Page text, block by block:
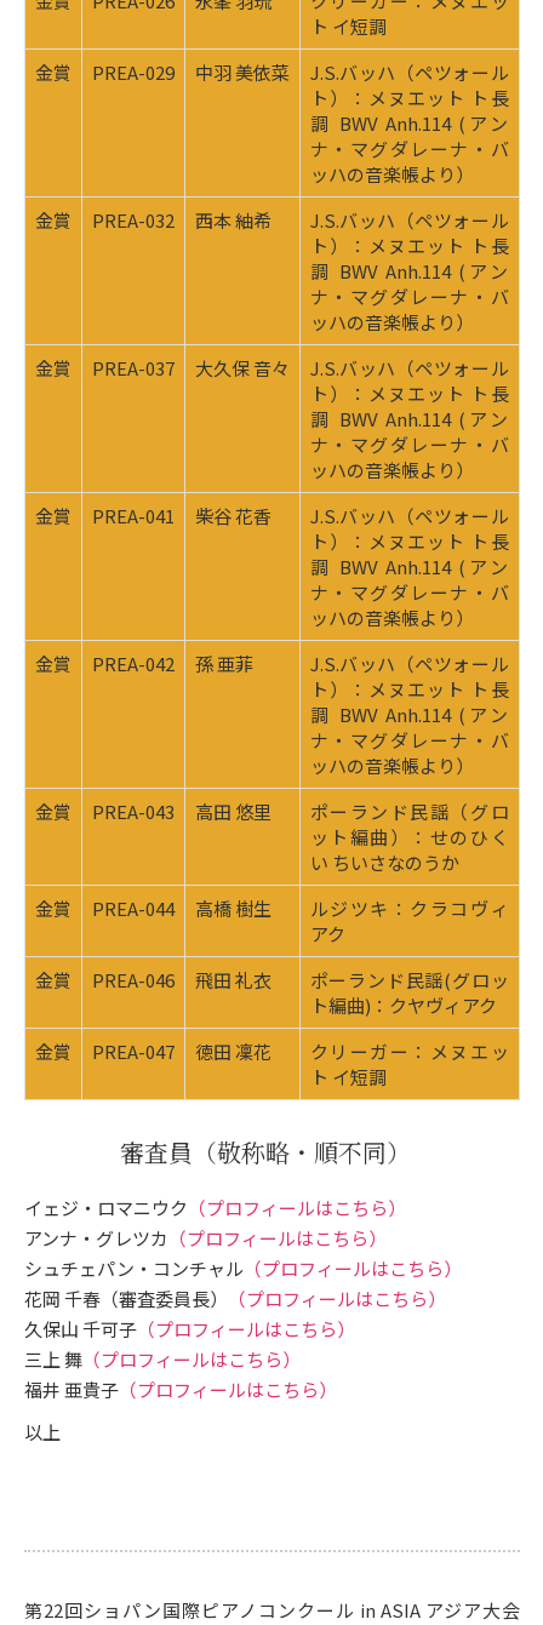
ト イ短調
金賞
PREA-029 中羽 美依菜
J.S.バッハ（ペツォール
ト）：メヌエット ト長
調 BWV Anh.114 (アン
ナ・マグダレーナ・バ
ッハの音楽帳より）
金賞
PREA-032 西本 紬希
J.S.バッハ（ペツォール
ト）：メヌエット ト長
調 BWV Anh.114 (アン
ナ・マグダレーナ・バ
ッハの音楽帳より）
金賞
PREA-037 大久保 音々
J.S.バッハ（ペツォール
ト）：メヌエット ト長
調 BWV Anh.114 (アン
ナ・マグダレーナ・バ
ッハの音楽帳より）
金賞
PREA-041 柴谷 花香
J.S.バッハ（ペツォール
ト）：メヌエット ト長
調 BWV Anh.114 (アン
ナ・マグダレーナ・バ
ッハの音楽帳より）
金賞
PREA-042 孫 亜菲
J.S.バッハ（ペツォール
ト）：メヌエット ト長
調 BWV Anh.114 (アン
ナ・マグダレーナ・バ
ッハの音楽帳より）
金賞
PREA-043 高田 悠里
ポーランド民謡（グロ
ット編曲）：せのひく
い ちいさなのうか
金賞
PREA-044 高橋 樹生
ルジツキ：クラコヴィ
アク
金賞
PREA-046 飛田 礼衣
ポーランド民謡(グロッ
ト編曲)：クヤヴィアク
金賞
PREA-047 徳田 凜花
クリーガー：メヌエッ
ト イ短調
審査員 （敬称略・順不同）
イェジ・ロマニウク （プロフィールはこちら）
アンナ・グレツカ （プロフィールはこちら）
シュチェパン・コンチャル （プロフィールはこちら）
花岡 千春（審査委員長）
（プロフィールはこちら）
久保山 千可子（プロフィールはこちら）
三上 舞（プロフィールはこちら）
福井 亜貴子（プロフィールはこちら）
以上
第22回ショパン国際ピアノコンクール in ASIA アジア大会